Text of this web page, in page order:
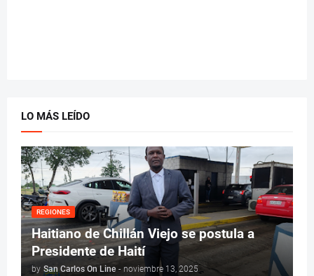
LO MÁS LEÍDO
REGIONES
Haitiano de Chillán Viejo se postula a
Presidente de Haití
by San Carlos On Line - noviembre 13, 2025